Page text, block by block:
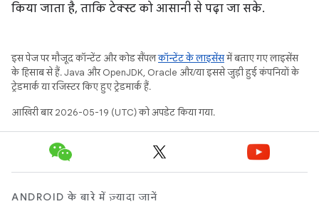
किया जाता है, ताकि टेक्स्ट को आसानी से पढ़ा जा सके.
इस पेज पर मौजूद कॉन्टेंट और कोड सैंपलकॉन्टेंट के लाइसेंसमें बताए गए लाइसेंस
के हिसाब से हैं. Java और OpenJDK, Oracle और/या इससे जुड़ी हुई कंपनियों के
ट्रेडमार्क या रजिस्टर किए हुए ट्रेडमार्क हैं.
आखिरी बार 2026-05-19 (UTC) को अपडेट किया गया.
ANDROID के बारे में ज़्यादा जानें